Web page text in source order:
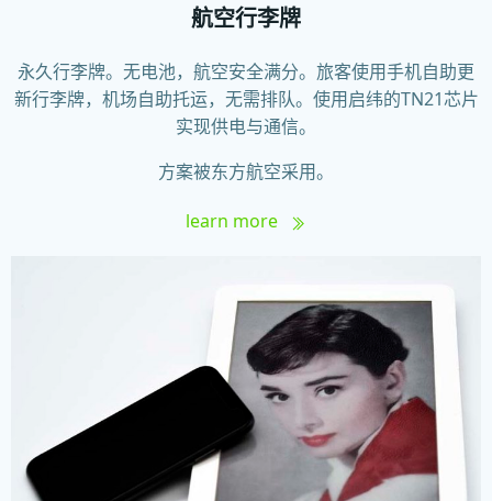
航空行李牌
永久行李牌。无电池，航空安全满分。旅客使用手机自助更
新行李牌，机场自助托运，无需排队。 使用启纬的TN21芯片
实现供电与通信。
方案被东方航空采用。
learn more